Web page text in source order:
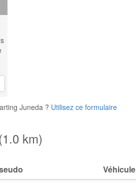
Juneda ? Utilisez ce formulaire
km)
Véhicule